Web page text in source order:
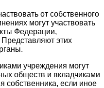
от собственного
могут участвовать
Федерации,
этих
учреждения могут
обществ и вкладчиками
собственника, если иное